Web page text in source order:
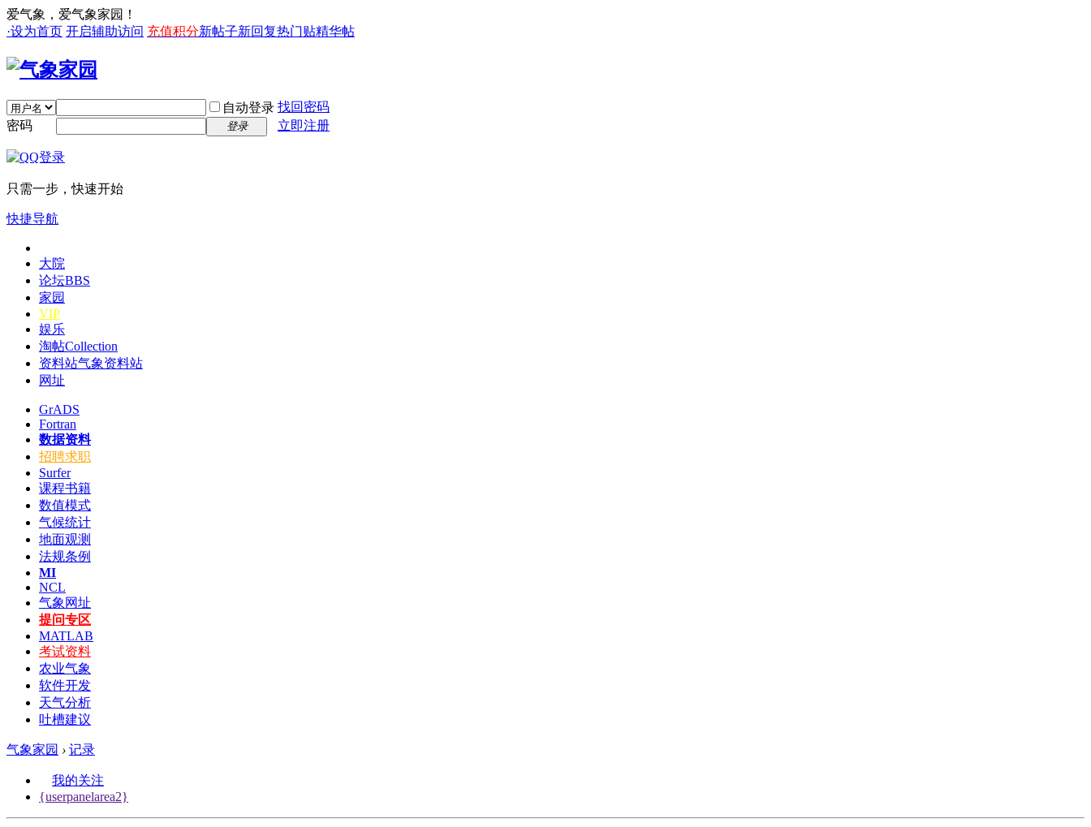
爱气象，爱气象家园！
·设为首页 开启辅助访问 充值积分新帖子新回复热门贴精华帖
自动登录 找回密码
密码
登录 立即注册
只需一步，快速开始
快捷导航
大院
论坛BBS
家园
VIP
娱乐
淘帖Collection
资料站气象资料站
网址
GrADS
Fortran
数据资料
招聘求职
Surfer
课程书籍
数值模式
气候统计
地面观测
法规条例
MI
NCL
气象网址
提问专区
MATLAB
考试资料
农业气象
软件开发
天气分析
吐槽建议
气象家园 › 记录
我的关注
{userpanelarea2}